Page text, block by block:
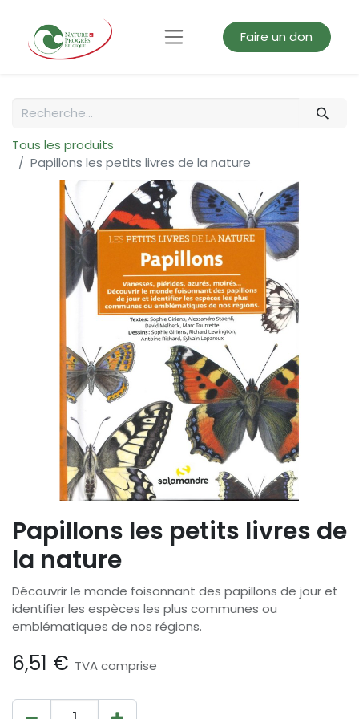
Faire un don
Tous les produits
Papillons les petits livres de la nature
Papillons les petits livres de
la nature
Découvrir le monde foisonnant des papillons de jour et
identifier les espèces les plus communes ou
emblématiques de nos régions.
6,51 € TVA comprise